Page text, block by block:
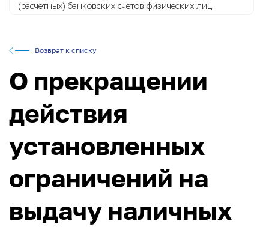
(расчетных) банковских счетов физических лиц
Возврат к списку
О прекращении
действия
установленных
ограничений на
выдачу наличных